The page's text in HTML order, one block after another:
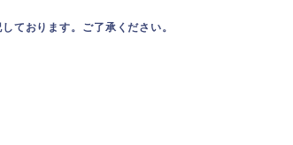
ております。ご了承ください。